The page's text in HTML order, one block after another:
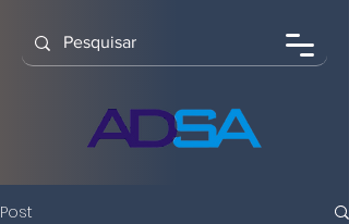
Post